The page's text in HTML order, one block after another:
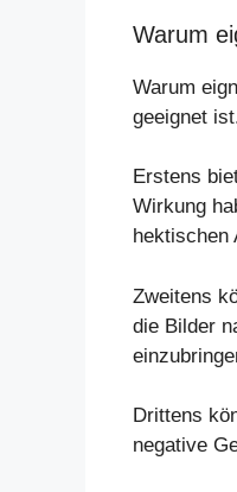
Warum
Warum
geeignet
Erstens
Wirkung
hektischen
Zweitens
die Bilder
Drittens
negative